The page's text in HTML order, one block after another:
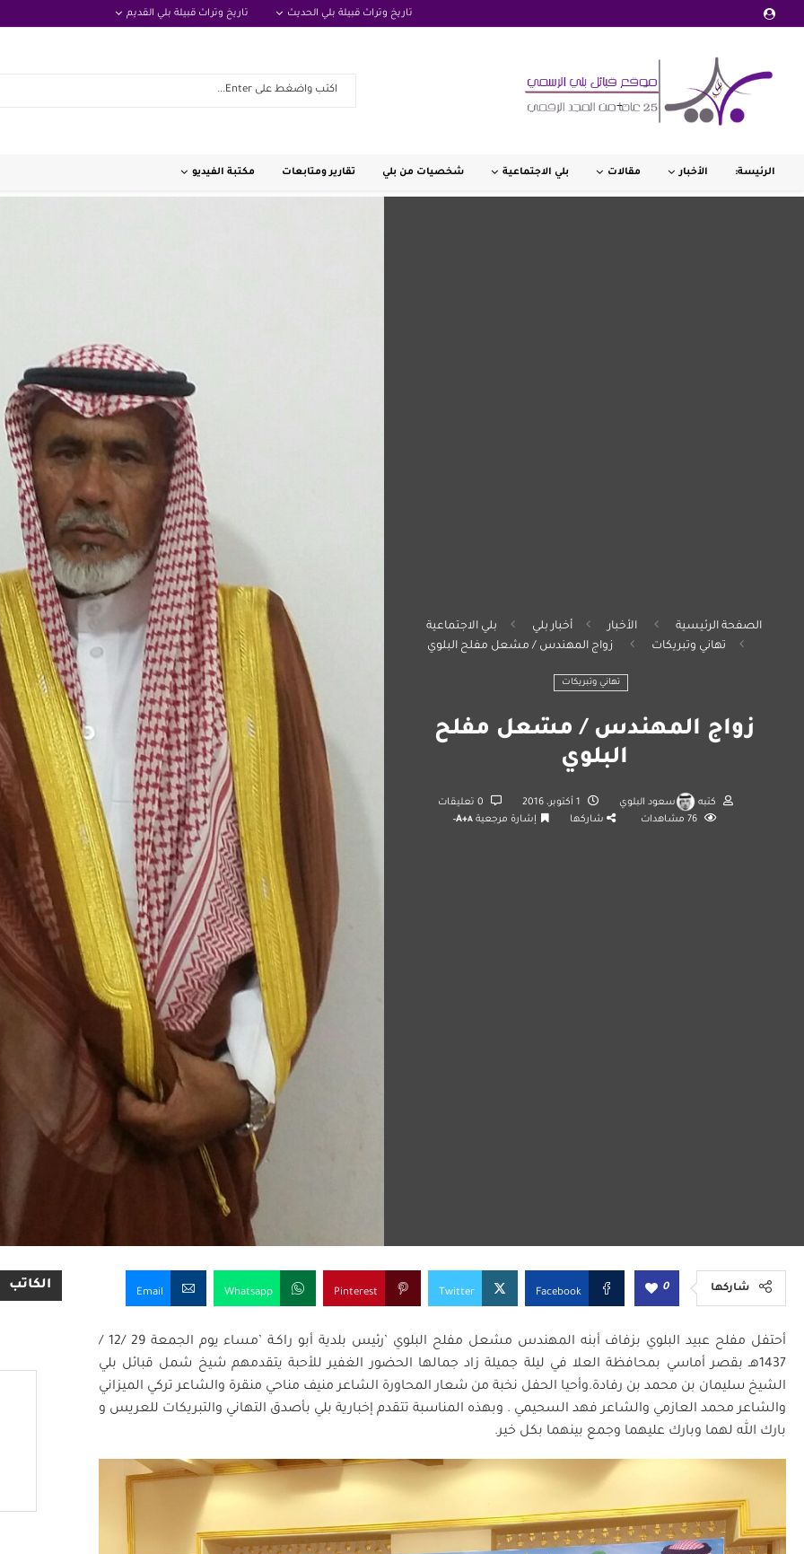
تاريخ وتراث قبيلة بلي الحديث تاريخ وتراث قبيلة بلي القديم
الرئيسة: الأخبار مقالات بلي الاجتماعية شخصيات من بلي تقارير ومتابعات مكتبة الفيديو
الصفحة الرئيسية الأخبار أخبار بلي
بلي الاجتماعية
تهاني وتبريكات
زواج المهندس / مشعل مفلح البلوي
تهاني وتبريكات
زواج المهندس / مشعل مفلح
البلوي
كتبه سعود البلوي 1 أكتوبر، 2016
76 مشاهدات شاركها إشارة مرجعية A+A-
شاركها 0
Facebook
Twitter
Pinterest
Whatsapp
Email
أحتفل مفلح عبيد البلوي بزفاف أبنه المهندس مشعل مفلح البلوي ’رئيس بلدية أبو راكـة ’مساء يوم الجمعة 29 /12 /
1437هـ بقصر أماسي بمحافظة العلا في ليلة جميلة زاد جمالها الحضور الغفير للأحبة يتقدمهم شيخ شمل قبائل بلي
الشيخ سليمان بن محمد بن رفادة.وأحيا الحفل نخبة من شعار المحاورة الشاعر منيف مناحي منقرة والشاعر تركي الميزاني
والشاعر محمد العازمي والشاعر فهد السحيمي . وبهذه المناسبة تتقدم إخبارية بلي بأصدق التهاني والتبريكات للعريس و
بارك الله لهما وبارك عليهما وجمع بينهما بكل خير.
الكاتب